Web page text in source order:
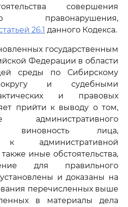
совершения
правонарушения,
26.1 данного Кодекса.
государственным
Федерации в области
среды по Сибирскому
округу и судебными
и правовых
прийти к выводу о том,
виновность лица,
к административной
иные обстоятельства,
для правильного
и доказаны на
перечисленных выше
в материалы дела